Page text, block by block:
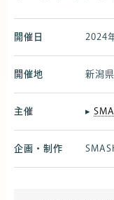
開催日 2024
開催地 新潟
主催 ▸
企画・制作